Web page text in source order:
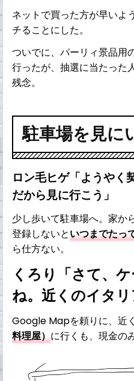
ネットで買った方が早いよ
チることにした。
ついでに、パーリィ景品用
行ったが、抽選に当たった
残念。
駐車場を見に
ロン毛ヒゲ「ようやく
だから見に行こう」
少し歩いて駐車場へ。家か
登録しないといつまでたっ
ら仕方ない。
くろり「さて、
ね。近くのイタリ
Google Mapを頼りに、近
料理屋）に行くも、現金の